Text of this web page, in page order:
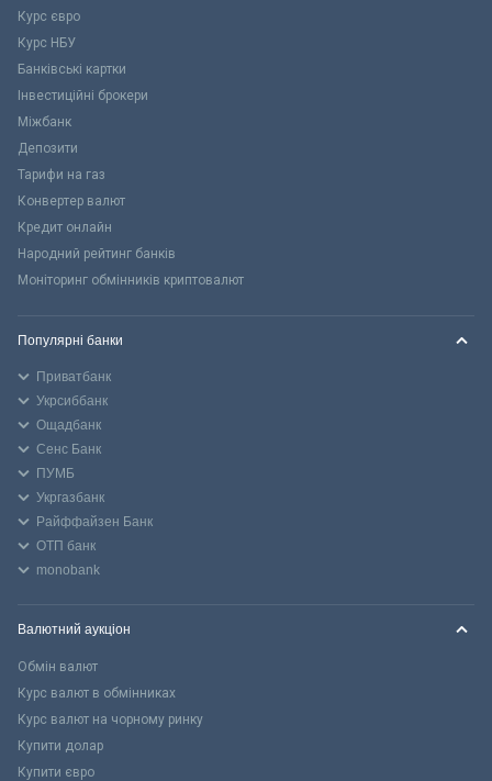
Курс євро
Курс НБУ
Банківські картки
Інвестиційні брокери
Міжбанк
Депозити
Тарифи на газ
Конвертер валют
Кредит онлайн
Народний рейтинг банків
Моніторинг обмінників криптовалют
Популярні банки
Приватбанк
Укрсиббанк
Ощадбанк
Сенс Банк
ПУМБ
Укргазбанк
Райффайзен Банк
ОТП банк
monobank
Валютний аукціон
Обмін валют
Курс валют в обмінниках
Курс валют на чорному ринку
Купити долар
Купити євро